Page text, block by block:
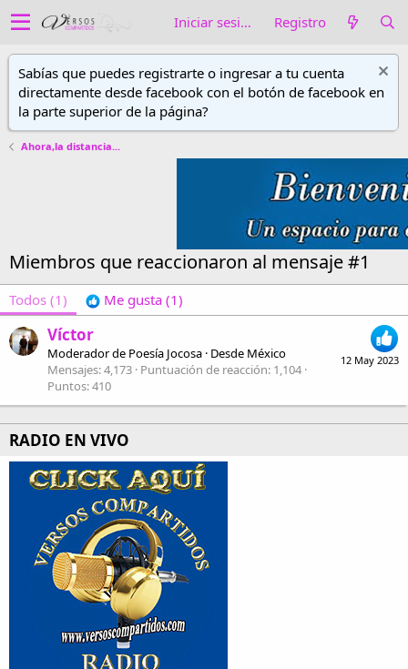
Iniciar sesión Registro
Sabías que puedes registrarte o ingresar a tu cuenta
directamente desde facebook con el botón de facebook en
la parte superior de la página?
Ahora,la distancia...
Miembros que reaccionaron al mensaje #1
Todos (1) Me gusta (1)
12 May 2023
Víctor
Moderador de Poesía Jocosa · Desde México
Mensajes 4,173 Puntuación de reacción 1,104
Puntos 410
RADIO EN VIVO